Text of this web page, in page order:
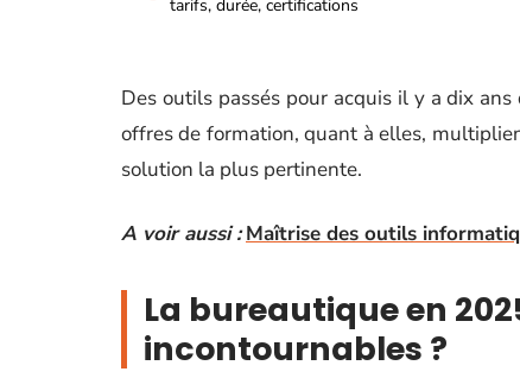
tarifs, durée, certifications
Des outils passés pour acquis il y a dix
offres de formation, quant à elles,
solution la plus pertinente.
A voir aussi : Maîtrise des outils
La bureautique en
incontournables ?